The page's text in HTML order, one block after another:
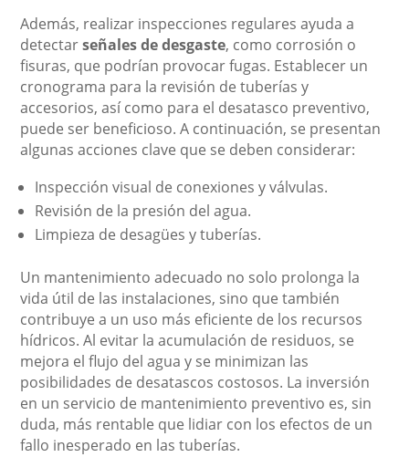
Además, realizar inspecciones regulares ayuda a
detectarseñales de desgaste, como corrosión o
fisuras, que podrían provocar fugas. Establecer un
cronograma para la revisión de tuberías y
accesorios, así como para el desatasco preventivo,
puede ser beneficioso. A continuación, se presentan
algunas acciones clave que se deben considerar:
Inspección visual de conexiones y válvulas.
Revisión de la presión del agua.
Limpieza de desagües y tuberías.
Un mantenimiento adecuado no solo prolonga la
vida útil de las instalaciones, sino que también
contribuye a un uso más eficiente de los recursos
hídricos. Al evitar la acumulación de residuos, se
mejora el flujo del agua y se minimizan las
posibilidades de desatascos costosos. La inversión
en un servicio de mantenimiento preventivo es, sin
duda, más rentable que lidiar con los efectos de un
fallo inesperado en las tuberías.